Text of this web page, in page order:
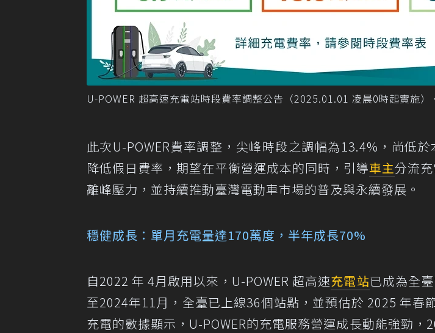
U-POWER 超高速充電站時段費率調整公告（2025.01.01 凌晨0時起實施
此次U-POWER費率調整，尖峰時段之調幅為13.4%，尚低
降低假日費率，期望在平衡營運成本的同時，引導車主分流
離峰壓力，並持續推動臺灣電動車市場的普及與永續發展。
穩健成長：單月充電量達170萬度，半年成長70%
自2022 年 4月啟用以來，U-POWER 超高速充電站已成為全
至2024年11月，全臺已上線36個站點，並預估於 2025 年春
充電的數據顯示，U-POWER的充電服務營運成長動能強勁，